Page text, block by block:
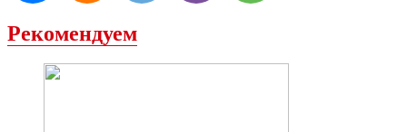
Рекомендуем